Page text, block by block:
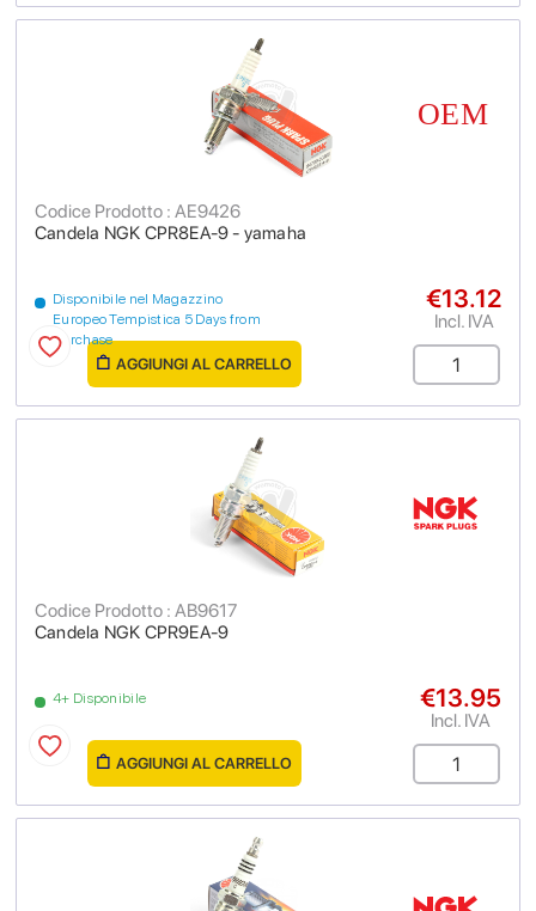
Candela NGK CPR8EA-9 - yamaha
Codice Prodotto : AE9426
Disponibile nel Magazzino
Europeo Tempistica 5 Days from
purchase
€13.12
Incl. IVA
AGGIUNGI AL CARRELLO
Candela NGK CPR9EA-9
Codice Prodotto : AB9617
4+ Disponibile €13.95
Incl. IVA
AGGIUNGI AL CARRELLO